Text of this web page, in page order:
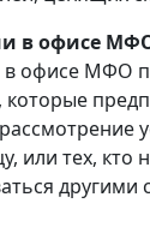
в офисе
офисе МФО
или тех, кто